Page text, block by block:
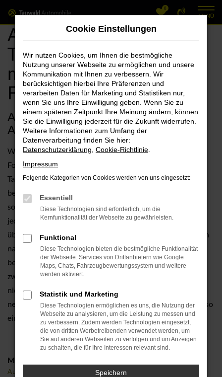
Zum
Hauptinhalt
springen
0
MENÜ
Audi Forchheim, Audi
Tageszulassung Angebote
mit Lieferservice nach
Forchheim
Audi Tageszulassung – intelligenter
Autokauf für Forchheim
Wer ein wenig über den bevorstehenden Autokauf in
Forchheim nachdenkt, landet unweigerlich bei einer Audi
Tageszulassung. Die Vorteile lassen sich kaum toppen und
bestehen gleichermaßen im Zustand als echtem Neuwagen
sowie im herausragenden Preisniveau. Wir lassen Sie
jederzeit gerne in eine Audi Tageszulassung einsteigen und
übernehmen auf Wunsch auch die Lieferung direkt zu Ihnen
nach Forchheim oder in die Umgebung. Worin der Vorteil
besteht? Vor allem in den Rabatten, die sich oftmals im
zweistelligen prozentualen Rahmen bewegen. Sie greifen
nicht tief in die Tasche und fahren trotzdem ein rundum
neues Auto aus der aktuellen Modellgeneration. Das kann so
einfach sein.
Marken
Audi
Cookie Einstellungen
Wir nutzen Cookies, um Ihnen die bestmögliche
Nutzung unserer Webseite zu ermöglichen und unsere
Kommunikation mit Ihnen zu verbessern. Wir
berücksichtigen hierbei Ihre Präferenzen und
verarbeiten Daten für Marketing und Statistiken nur,
wenn Sie uns Ihre Einwilligung geben. Wenn Sie zu
einem späteren Zeitpunkt Ihre Meinung ändern, können
Sie die Einwilligung jederzeit für die Zukunft widerrufen.
Weitere Informationen zum Umfang der
Datenverarbeitung finden Sie hier:
Datenschutzerklärung Cookie-Richtlinie
Impressum
Folgende Kategorien von Cookies werden von uns eingesetzt:
Essentiell
Diese Technologien sind erforderlich, um die
Kernfunktionalität der Webseite zu gewährleisten.
Funktional
Diese Technologien bieten die bestmögliche Funktionalität
der Webseite. Services von Drittanbietern wie Google
Maps, Chats, Fahrzeugbewertungssystem und weitere
werden aktiviert.
Statistik und Marketing
Diese Technologien ermöglichen es uns, die Nutzung der
Webseite zu analysieren, um die Leistung zu messen und
zu verbessern. Zudem werden Technologien eingesetzt,
die von dritten Werbetreibenden verwendet werden, um
Sie auf anderen Webseiten zu verfolgen und um Anzeigen
zu schalten, die für Ihre Interessen relevant sind.
Speichern